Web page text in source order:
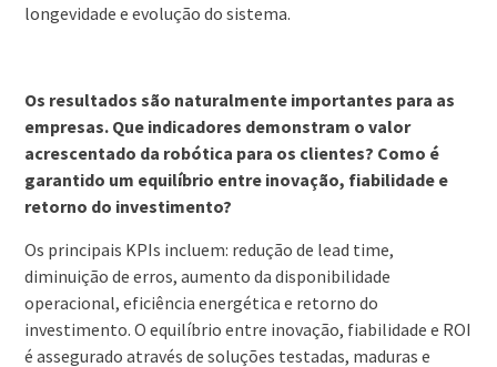
longevidade e evolução do sistema.
Os resultados são naturalmente importantes para as
empresas. Que indicadores demonstram o valor
acrescentado da robótica para os clientes? Como é
garantido um equilíbrio entre inovação, fiabilidade e
retorno do investimento?
Os principais KPIs incluem: redução de lead time,
diminuição de erros, aumento da disponibilidade
operacional, eficiência energética e retorno do
investimento. O equilíbrio entre inovação, fiabilidade e ROI
é assegurado através de soluções testadas, maduras e